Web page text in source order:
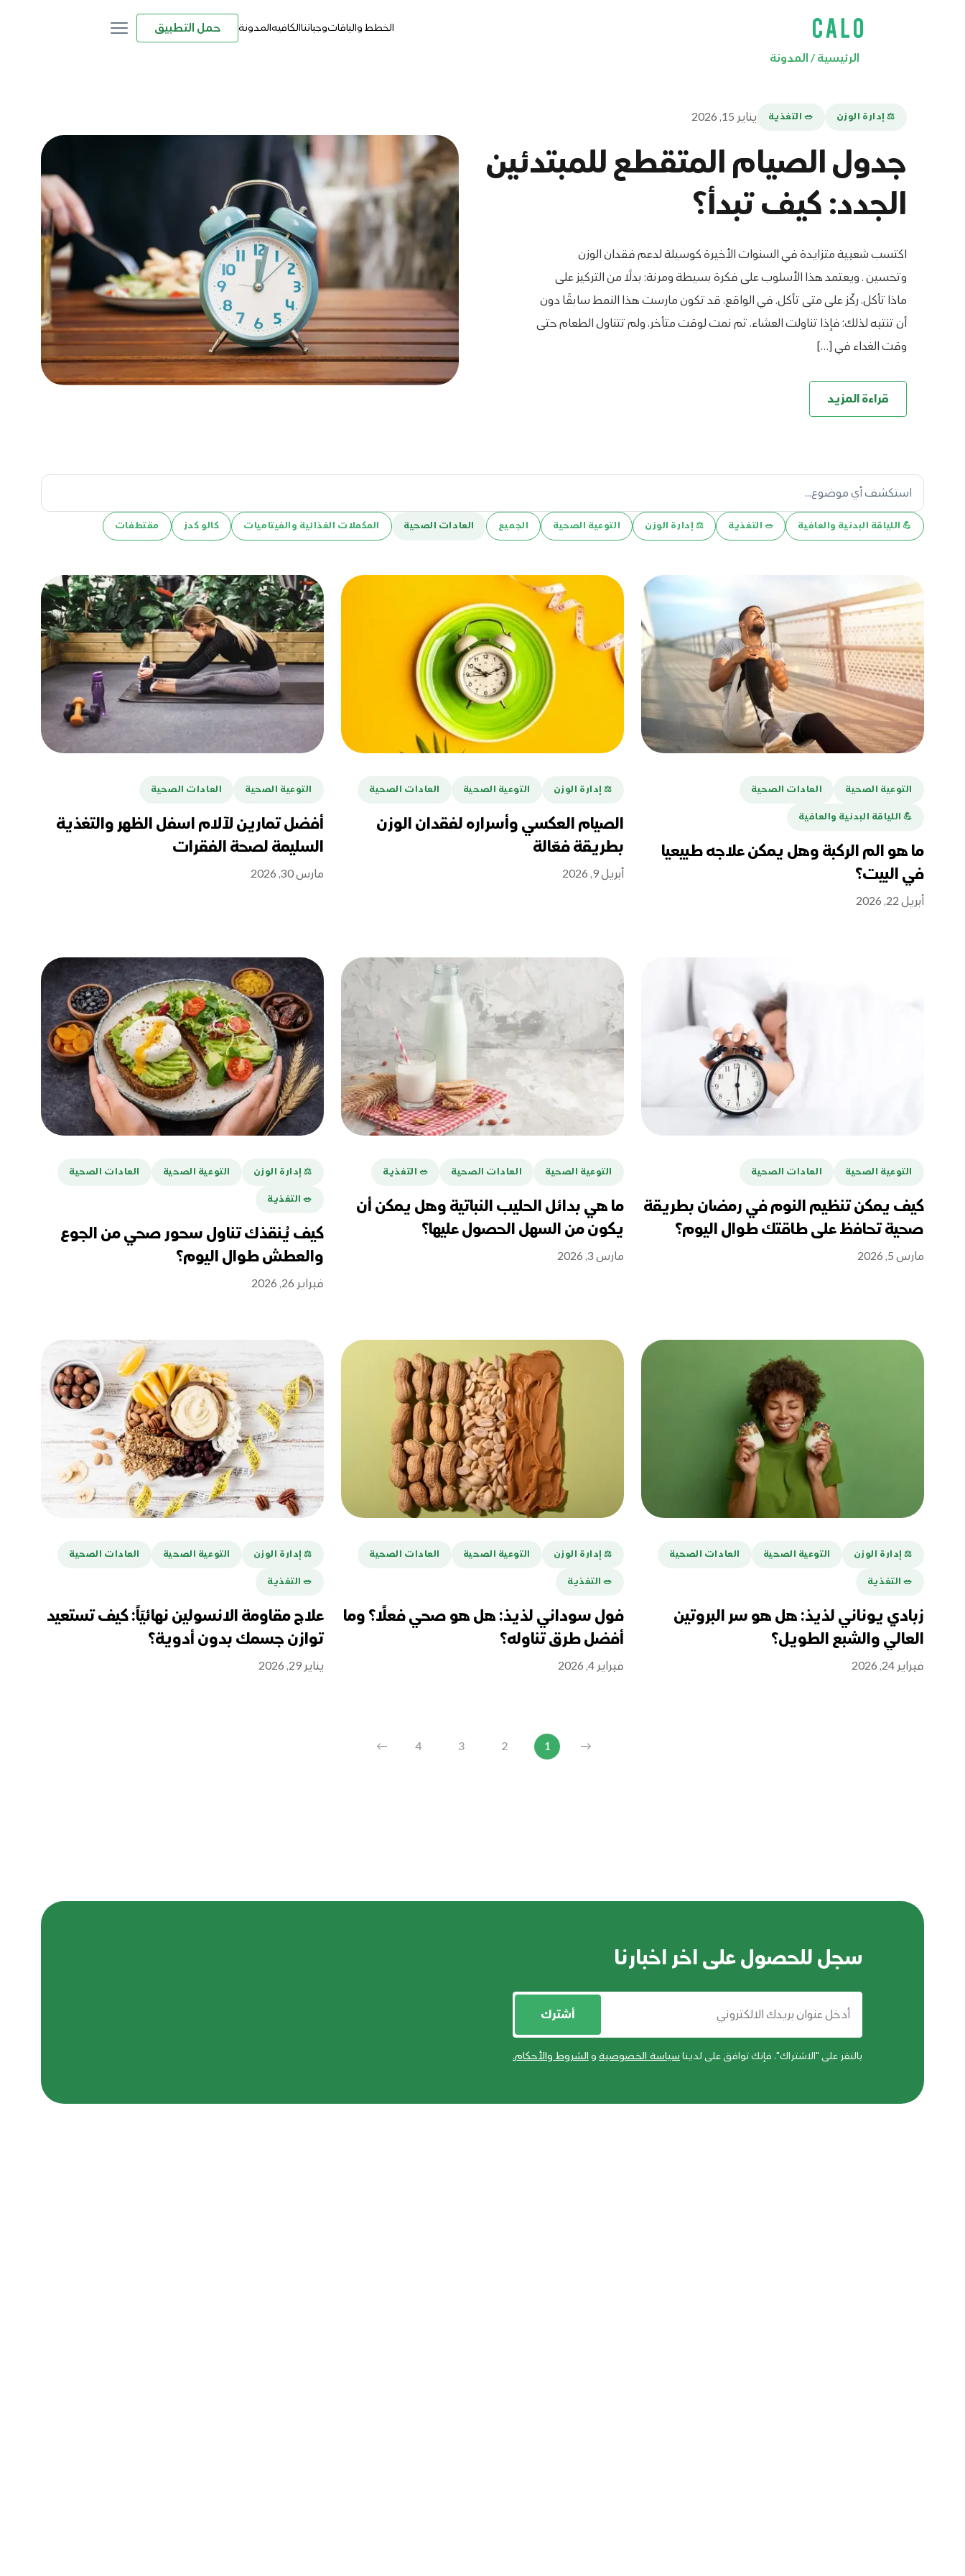
الخطط والباقاتوجباتناالكافيهالمدونة حمل التطبيق
الرئيسية/ المدونة
⚖️ إدارة الوزن 🥗 التغذية يناير 15, 2026
جدول الصيام المتقطع للمبتدئين
الجدد: كيف تبدأ؟
اكتسب شعبية متزايدة في السنوات الأخيرة كوسيلة لدعم فقدان الوزن
وتحسين . ويعتمد هذا الأسلوب على فكرة بسيطة ومرنة: بدلًا من التركيز على
ماذا تأكل، ركّز على متى تأكل. في الواقع، قد تكون مارست هذا النمط سابقًا دون
أن تنتبه لذلك؛ فإذا تناولت العشاء، ثم نمت لوقت متأخر، ولم تتناول الطعام حتى
وقت الغداء في […]
قراءة المزيد
💪️ اللياقة البدنية والعافية 🥗 التغذية ⚖️ إدارة الوزن التوعية الصحية الجميع العادات الصحية المكملات الغذائية والفيتاميات كالو كدز مقتطفات
التوعية الصحية العادات الصحية
💪️ اللياقة البدنية والعافية
ما هو الم الركبة وهل يمكن علاجه طبيعيا
في البيت؟
أبريل 22, 2026
⚖️ إدارة الوزن التوعية الصحية العادات الصحية
الصيام العكسي وأسراره لفقدان الوزن
بطريقة فعّالة
أبريل 9, 2026
التوعية الصحية العادات الصحية
أفضل تمارين لآلام اسفل الظهر والتغذية
السليمة لصحة الفقرات
مارس 30, 2026
التوعية الصحية العادات الصحية
كيف يمكن تنظيم النوم في رمضان بطريقة
صحية تحافظ على طاقتك طوال اليوم؟
مارس 5, 2026
التوعية الصحية العادات الصحية 🥗 التغذية
ما هي بدائل الحليب النباتية وهل يمكن أن
يكون من السهل الحصول عليها؟
مارس 3, 2026
⚖️ إدارة الوزن التوعية الصحية العادات الصحية
🥗 التغذية
كيف يُنقذك تناول سحور صحي من الجوع
والعطش طوال اليوم؟
فبراير 26, 2026
⚖️ إدارة الوزن التوعية الصحية العادات الصحية
🥗 التغذية
زبادي يوناني لذيذ: هل هو سر البروتين
العالي والشبع الطويل؟
فبراير 24, 2026
⚖️ إدارة الوزن التوعية الصحية العادات الصحية
🥗 التغذية
فول سوداني لذيذ: هل هو صحي فعلًا؟ وما
أفضل طرق تناوله؟
فبراير 4, 2026
⚖️ إدارة الوزن التوعية الصحية العادات الصحية
🥗 التغذية
علاج مقاومة الانسولين نهائيّاً: كيف تستعيد
توازن جسمك بدون أدوية؟
يناير 29, 2026
→
1
2
3
4
←
سجل للحصول على اخر اخبارنا
أشترك
بالنقر على "الاشتراك"، فإنك توافق على لدينا سياسة الخصوصية و الشروط والأحكام.